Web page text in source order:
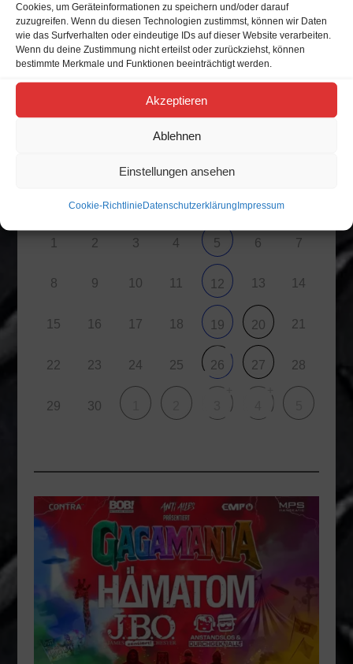
Cookies, um Geräteinformationen zu speichern und/oder darauf
zuzugreifen. Wenn du diesen Technologien zustimmst, können wir Daten
wie das Surfverhalten oder eindeutige IDs auf dieser Website verarbeiten.
Wenn du deine Zustimmung nicht erteilst oder zurückziehst, können
bestimmte Merkmale und Funktionen beeinträchtigt werden.
Akzeptieren
Ablehnen
Einstellungen ansehen
Cookie-RichtlinieDatenschutzerklärungImpressum
Alle Veranstaltungen
D M D F
1 2 3 4 5 6 7
8 9 10 11 12 13 14
15 16 17 18 19 20 21
22 23 24 25 26 27 28
29 30